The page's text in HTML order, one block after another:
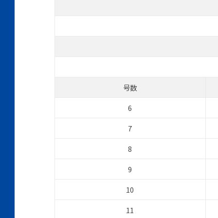
号数
6
7
8
9
10
11